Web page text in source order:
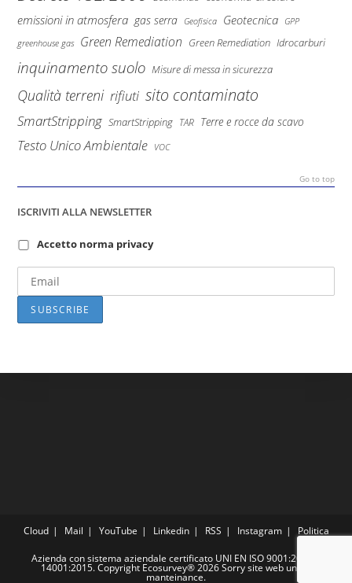
emissioni in atmosfera gas serra Geofisica Geotecnica GPP
greenhouse gas Green Remediation Green Remediation Idrocarburi
inquinamento suolo Misure di messa in sicurezza
Qualità terreni rifiuti sito contaminato
SmartStripping SmartStripping TAR Terre e rocce da scavo
Testo Unico Ambientale VOC
Go to top
ISCRIVITI ALLA NEWSLETTER
Accetto norma privacy
Cloud Mail YouTube Linkedin RSS Instagram Politica
Azienda con sistema aziendale certificato UNI EN ISO 9001:2015 e
14001:2015. Copyright Ecosurvey® 2026 Sorry site web under
manteinance.